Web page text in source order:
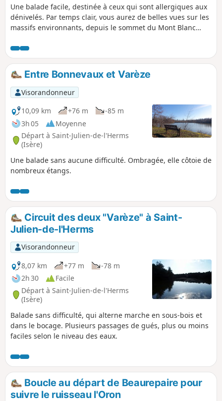
Une balade facile, destinée à ceux qui sont allergiques aux
dénivelés. Par temps clair, vous aurez de belles vues sur les
massifs environnants, depuis le sommet du Mont Blanc
Vercors.
Entre Bonnevaux et Varèze
Visorandonneur
10,09 km
+76 m
-85 m
3h 05
Moyenne
Départ à Saint-Julien-de-l'Herms
(Isère)
Une balade sans aucune difficulté. Ombragée, elle côtoie de
nombreux étangs.
Circuit des deux "Varèze" à Saint-
Julien-de-l'Herms
Visorandonneur
8,07 km
+77 m
-78 m
2h 30
Facile
Départ à Saint-Julien-de-l'Herms
(Isère)
Balade sans difficulté, qui alterne marche en sous-bois et
dans le bocage. Plusieurs passages de gués, plus ou moins
faciles selon le niveau des eaux.
Boucle au départ de Beaurepaire pour
suivre le ruisseau l'Oron